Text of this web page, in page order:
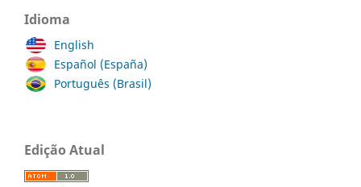
Idioma
English
Español (España)
Português (Brasil)
Edição Atual